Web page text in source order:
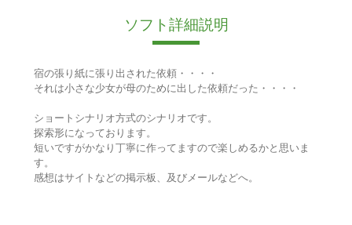
ソフト詳細説明
宿の張り紙に張り出された依頼・・・・
それは小さな少女が母のために出した依頼だった・・・・
ショートシナリオ方式のシナリオです。
探索形になっております。
短いですがかなり丁寧に作ってますので楽しめるかと思いま
す。
感想はサイトなどの掲示板、及びメールなどへ。